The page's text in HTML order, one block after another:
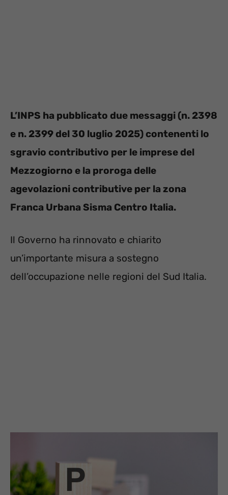
L’INPS ha pubblicato due messaggi (n. 2398
e n. 2399 del 30 luglio 2025) contenenti lo
sgravio contributivo per le imprese del
Mezzogiorno e la proroga delle
agevolazioni contributive per la zona
Franca Urbana Sisma Centro Italia.
Il Governo ha rinnovato e chiarito
un’importante misura a sostegno
dell’occupazione nelle regioni del Sud Italia.